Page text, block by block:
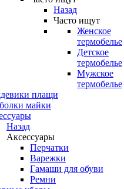
Назад
Часто ищут
Женское
термобелье
Детское
термобелье
Мужское
термобелье
плащи
майки
Назад
Аксессуары
Перчатки
Варежки
Гамаши для обуви
Ремни